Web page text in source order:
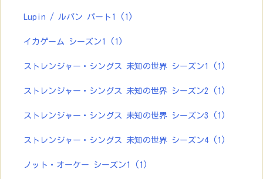
Lupin / ルパン パート1 (1)
イカゲーム シーズン1 (1)
ストレンジャー・シングス 未知の世界 シーズン1 (1)
ストレンジャー・シングス 未知の世界 シーズン2 (1)
ストレンジャー・シングス 未知の世界 シーズン3 (1)
ストレンジャー・シングス 未知の世界 シーズン4 (1)
ノット・オーケー シーズン1 (1)